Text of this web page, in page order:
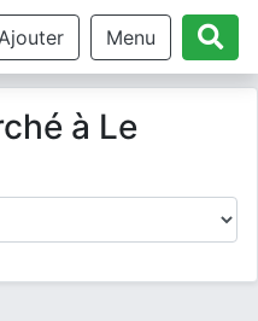
Ajouter Menu
à Le